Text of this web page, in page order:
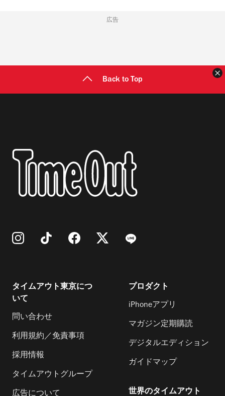
広告
Back to Top
タイムアウト東京につ
いて
問い合わせ
利用規約／免責事項
採用情報
タイムアウトグループ
広告について
プロダクト
iPhoneアプリ
マガジン定期購読
デジタルエディション
ガイドマップ
世界のタイムアウト